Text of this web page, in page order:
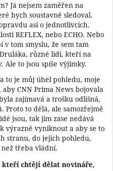
Já nejsem zaměřen na
bych soustavně sledoval.
asi o jednotlivcích.
REFLEX, nebo ECHO. Nebo
v tom smyslu, že sem tam
různé lidi, kteří na
Ale to jsou spíše výjimky.
to je můj úhel pohledu, moje
CNN Prima News bojovala
zajímavá a trošku odlišná,
to dělá, ale samozřejmě
jsou, tak jim zase nedává
výrazně vyniknout a aby se to
stranu, do jejich pohledu,
třeba vládní.
chtějí dělat novináře,